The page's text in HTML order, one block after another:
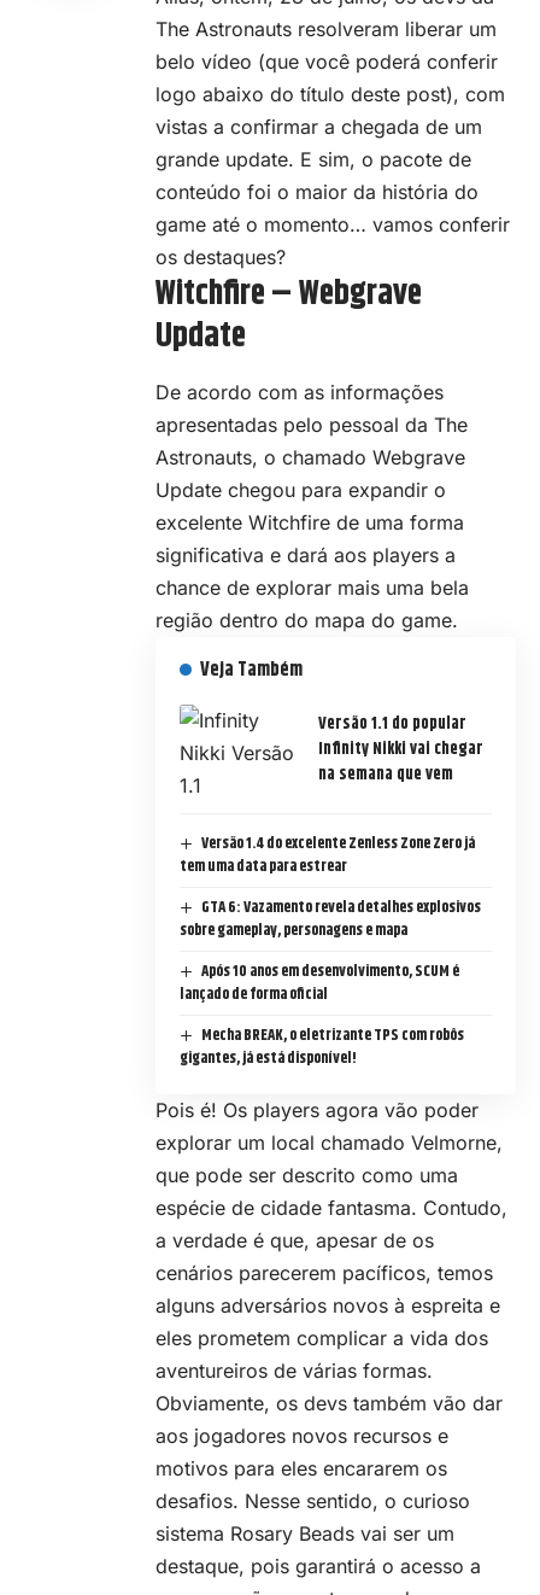
The Astronauts resolveram liberar um
belo vídeo (que você poderá conferir
logo abaixo do título deste post), com
vistas a confirmar a chegada de um
grande update. E sim, o pacote de
conteúdo foi o maior da história do
game até o momento… vamos conferir
os destaques?
Witchfire – Webgrave
Update
De acordo com as informações
apresentadas pelo pessoal da The
Astronauts, o chamado Webgrave
Update chegou para expandir o
excelente Witchfire de uma forma
significativa e dará aos players a
chance de explorar mais uma bela
região dentro do mapa do game.
Veja Também
Versão 1.1 do popular
Infinity Nikki vai chegar
na semana que vem
Versão 1.4 do excelente Zenless Zone Zero já
tem uma data para estrear
GTA 6: Vazamento revela detalhes explosivos
sobre gameplay, personagens e mapa
Após 10 anos em desenvolvimento, SCUM é
lançado de forma oficial
Mecha BREAK, o eletrizante TPS com robôs
gigantes, já está disponível!
Pois é! Os players agora vão poder
explorar um local chamado Velmorne,
que pode ser descrito como uma
espécie de cidade fantasma. Contudo,
a verdade é que, apesar de os
cenários parecerem pacíficos, temos
alguns adversários novos à espreita e
eles prometem complicar a vida dos
aventureiros de várias formas.
Obviamente, os devs também vão dar
aos jogadores novos recursos e
motivos para eles encararem os
desafios. Nesse sentido, o curioso
sistema Rosary Beads vai ser um
destaque, pois garantirá o acesso a